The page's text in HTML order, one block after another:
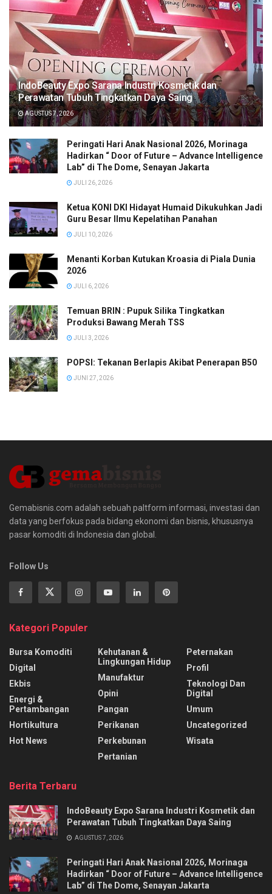
IndoBeauty Expo Sarana Industri Kosmetik dan
Perawatan Tubuh Tingkatkan Daya Saing
AGUSTUS 7, 2026
Peringati Hari Anak Nasional 2026, Morinaga
Hadirkan “ Door of Future – Advance Intelligence
Lab” di The Dome, Senayan Jakarta
JULI 26, 2026
Ketua KONI DKI Hidayat Humaid Dikukuhkan Jadi
Guru Besar Ilmu Kepelatihan Panahan
JULI 10, 2026
Menanti Korban Kutukan Kroasia di Piala Dunia
2026
JULI 6, 2026
Temuan BRIN : Pupuk Silika Tingkatkan
Produksi Bawang Merah TSS
JULI 3, 2026
POPSI: Tekanan Berlapis Akibat Penerapan B50
JUNI 27, 2026
Gemabisnis.com adalah sebuah paltform informasi, investasi dan
data yang berfokus pada bidang ekonomi dan bisnis, khususnya
pasar komoditi di Indonesia dan global.
Follow Us
Kategori Populer
Bursa Komoditi
Digital
Ekbis
Energi &
Pertambangan
Hortikultura
Hot News
Kehutanan &
Lingkungan Hidup
Manufaktur
Opini
Pangan
Perikanan
Perkebunan
Pertanian
Peternakan
Profil
Teknologi Dan
Digital
Umum
Uncategorized
Wisata
Berita Terbaru
IndoBeauty Expo Sarana Industri Kosmetik dan
Perawatan Tubuh Tingkatkan Daya Saing
AGUSTUS 7, 2026
Peringati Hari Anak Nasional 2026, Morinaga
Hadirkan “ Door of Future – Advance Intelligence
Lab” di The Dome, Senayan Jakarta